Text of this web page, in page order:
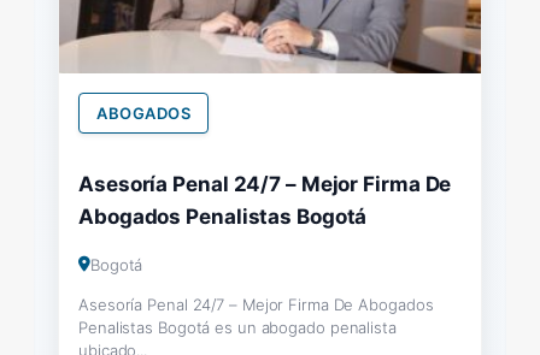
ABOGADOS
Asesoría Penal 24/7 – Mejor Firma De
Abogados Penalistas Bogotá
Bogotá
Asesoría Penal 24/7 – Mejor Firma De Abogados
Penalistas Bogotá es un abogado penalista
ubicado...